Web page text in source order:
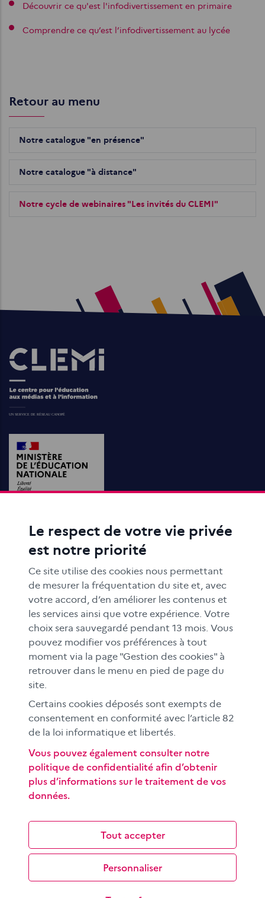
Découvrir ce qu'est l'infodivertissement en primaire
Comprendre ce qu’est l’infodivertissement au lycée
Retour au menu
Notre catalogue "en présence"
Notre catalogue "à distance"
Notre cycle de webinaires "Les invités du CLEMI"
Images
ACTIONS ÉDUCATIVES
FORMATION
RESSOURCES
MÉDIAS SCOLAIRES
FAMILLES
Le CLEMI
En académies
À l'international
CLEMI sup
Espace presse
Si vous souhaitez vous abonner gratuitement à la lettre
d'information mensuelle du CLEMI, cliquezici →
Le respect de votre vie privée
est notre priorité
Ce site utilise des cookies nous permettant
de mesurer la fréquentation du site et, avec
votre accord, d’en améliorer les contenus et
les services ainsi que votre expérience. Votre
choix sera sauvegardé pendant 13 mois. Vous
pouvez modifier vos préférences à tout
moment via la page "Gestion des cookies" à
retrouver dans le menu en pied de page du
site.
Certains cookies déposés sont exempts de
consentement en conformité avec l’article 82
de la loi informatique et libertés.
Tout accepter
Personnaliser
Vous pouvez également consulter notre
politique de confidentialité afin d’obtenir
plus d’informations sur le traitement de vos
données.